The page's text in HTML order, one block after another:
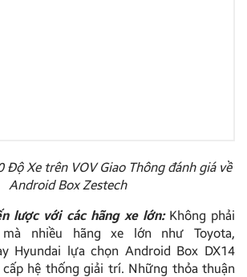
Độ Xe trên VOV Giao Thông đánh giá về
Android Box Zestech
lược với các hãng xe lớn: Không phải
nhiều hãng xe lớn như Toyota,
Hyundai lựa chọn Android Box DX14
cấp hệ thống giải trí. Những thỏa thuận